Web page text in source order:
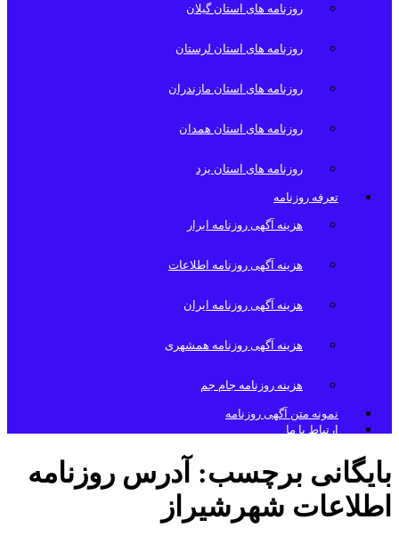
روزنامه های استان گیلان
روزنامه های استان لرستان
روزنامه های استان مازندران
روزنامه های استان همدان
روزنامه های استان یزد
تعرفه روزنامه
هزینه آگهی روزنامه ابرار
هزینه آگهی روزنامه اطلاعات
هزینه آگهی روزنامه ایران
هزینه آگهی روزنامه همشهری
هزینه روزنامه جام جم
نمونه متن آگهی روزنامه
ارتباط با ما
بایگانی برچسب: آدرس روزنامه
اطلاعات شهرشیراز